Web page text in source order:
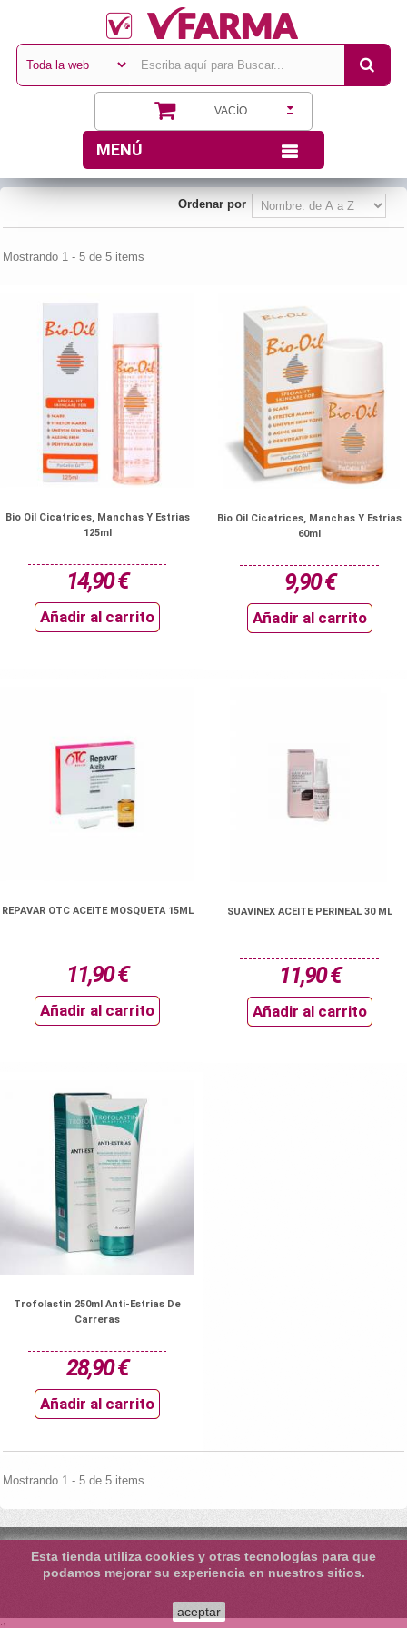
VACÍO
MENÚ
Ordenar por
Mostrando 1 - 5 de 5 items
Bio Oil Cicatrices, Manchas Y Estrias
125ml
14,90 €
Añadir al carrito
Bio Oil Cicatrices, Manchas Y Estrias
60ml
9,90 €
Añadir al carrito
REPAVAR OTC ACEITE MOSQUETA 15ML
11,90 €
Añadir al carrito
SUAVINEX ACEITE PERINEAL 30 ML
11,90 €
Añadir al carrito
Trofolastin 250ml Anti-Estrias De
Carreras
28,90 €
Añadir al carrito
Mostrando 1 - 5 de 5 items
Esta tienda utiliza cookies y otras tecnologías para que
podamos mejorar su experiencia en nuestros sitios.
aceptar